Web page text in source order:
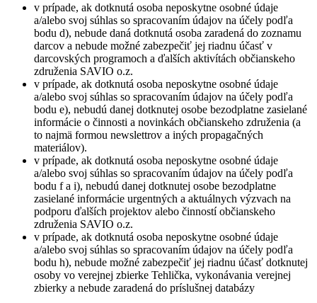
v prípade, ak dotknutá osoba neposkytne osobné údaje
a/alebo svoj súhlas so spracovaním údajov na účely podľa
bodu d), nebude daná dotknutá osoba zaradená do zoznamu
darcov a nebude možné zabezpečiť jej riadnu účasť v
darcovských programoch a ďalších aktivítách občianskeho
združenia SAVIO o.z.
v prípade, ak dotknutá osoba neposkytne osobné údaje
a/alebo svoj súhlas so spracovaním údajov na účely podľa
bodu e), nebudú danej dotknutej osobe bezodplatne zasielané
informácie o činnosti a novinkách občianskeho združenia (a
to najmä formou newslettrov a iných propagačných
materiálov).
v prípade, ak dotknutá osoba neposkytne osobné údaje
a/alebo svoj súhlas so spracovaním údajov na účely podľa
bodu f a i), nebudú danej dotknutej osobe bezodplatne
zasielané informácie urgentných a aktuálnych výzvach na
podporu ďalších projektov alebo činností občianskeho
združenia SAVIO o.z.
v prípade, ak dotknutá osoba neposkytne osobné údaje
a/alebo svoj súhlas so spracovaním údajov na účely podľa
bodu h), nebude možné zabezpečiť jej riadnu účasť dotknutej
osoby vo verejnej zbierke Tehlička, vykonávania verejnej
zbierky a nebude zaradená do príslušnej databázy